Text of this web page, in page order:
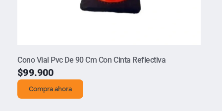
Cono Vial Pvc De 90 Cm Con Cinta Reflectiva
$99.900
Compra ahora